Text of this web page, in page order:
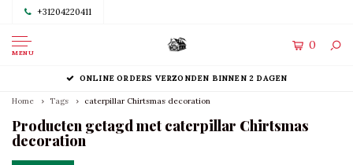
+31204220411
MENU
0
ONLINE ORDERS VERZONDEN BINNEN 2 DAGEN
Home Tags caterpillar Chirtsmas decoration
Producten getagd met caterpillar Chirtsmas
decoration